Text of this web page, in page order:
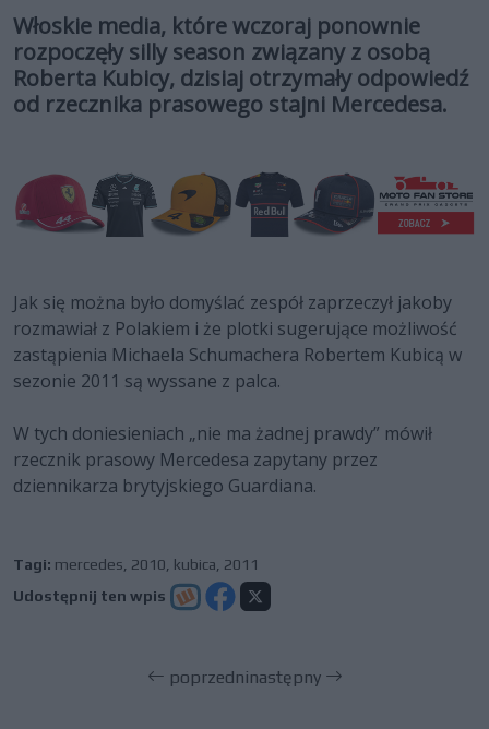
Włoskie media, które wczoraj ponownie
rozpoczęły silly season związany z osobą
Roberta Kubicy, dzisiaj otrzymały odpowiedź
od rzecznika prasowego stajni Mercedesa.
Jak się można było domyślać zespół zaprzeczył jakoby
rozmawiał z Polakiem i że plotki sugerujące możliwość
zastąpienia Michaela Schumachera Robertem Kubicą w
sezonie 2011 są wyssane z palca.
W tych doniesieniach „nie ma żadnej prawdy” mówił
rzecznik prasowy Mercedesa zapytany przez
dziennikarza brytyjskiego Guardiana.
Tagi: mercedes 2010 kubica 2011
Udostępnij ten wpis
poprzedninastępny